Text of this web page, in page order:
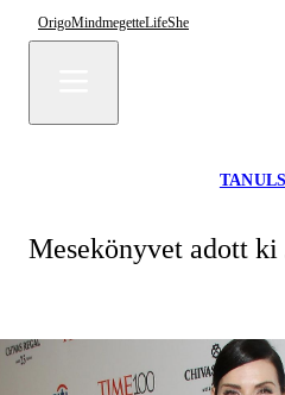
OrigoMindmegetteLifeShe
Mesekönyvet adott